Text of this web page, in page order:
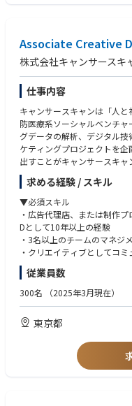
・プロダクト企画において
ユーザー中心な思考(ユーザ
組む姿勢)
・ユーザー／開発／ビジネ
・ビジネス&エンジニアチー
・自律駆動で主体性がある
Associate Creative
株式会社キャンサースキ
仕事内容
キャンサースキャンは「人
防医療系ソーシャルベンチ
グデータの解析、デジタル
ケティングプロジェクトを
出すことがキャンサースキャ
日本には世界最高水準の幅広
らしい制度と環境が整ってい
健康診断を受けず、また、
くに上りますが、その中でも
ません。このような、”適切
活用されていない実態”は、
の1つです。
私たちキャンサースキャンは
きると考え、行動変容をつ
ます。
の増強に加え、新規サービ
求める経験 / スキル
▼必須スキル
・広告代理店、または制作
Dとして10年以上の経験
・3名以上のチームのマネジ
・クリエイティブとしてコ
績を示すポートフォリオの提
・社内デザイナーや外部協力
作品を生み出すクリエイティ
って明確に伝えることができ
・他部門との連携を円滑にで
従業員数
300名 （2025年3月現在）
東京都